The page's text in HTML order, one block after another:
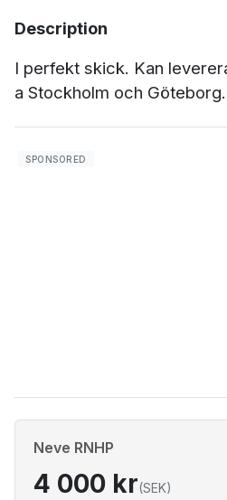
Description
I perfekt skick. Kan
a Stockholm och Göteborg.
Neve RNHP
4 000 kr(SEK)